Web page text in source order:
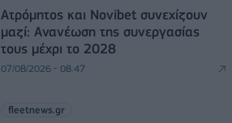
Ατρόμητος και Novibet συνεχίζουν
μαζί: Ανανέωση της συνεργασίας
τους μέχρι το 2028
07/08/2026 - 08:47
fleetnews.gr